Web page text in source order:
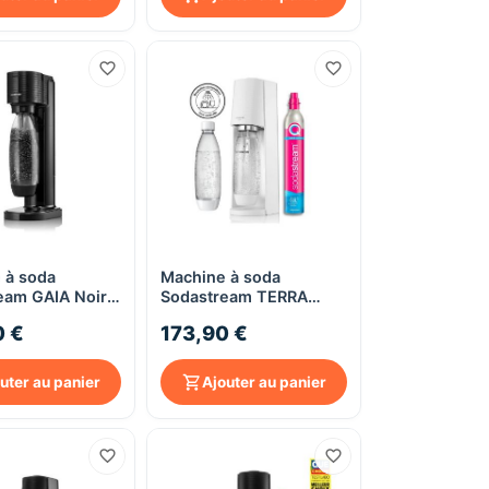
rapide
à soda
GAIA Noire
€
au panier
Aperçu rapide
Machine à soda
Sodastream TERRA
vaisselle - avec 2
bouteilles nomade 1L
173,90 €
Ajouter au panier